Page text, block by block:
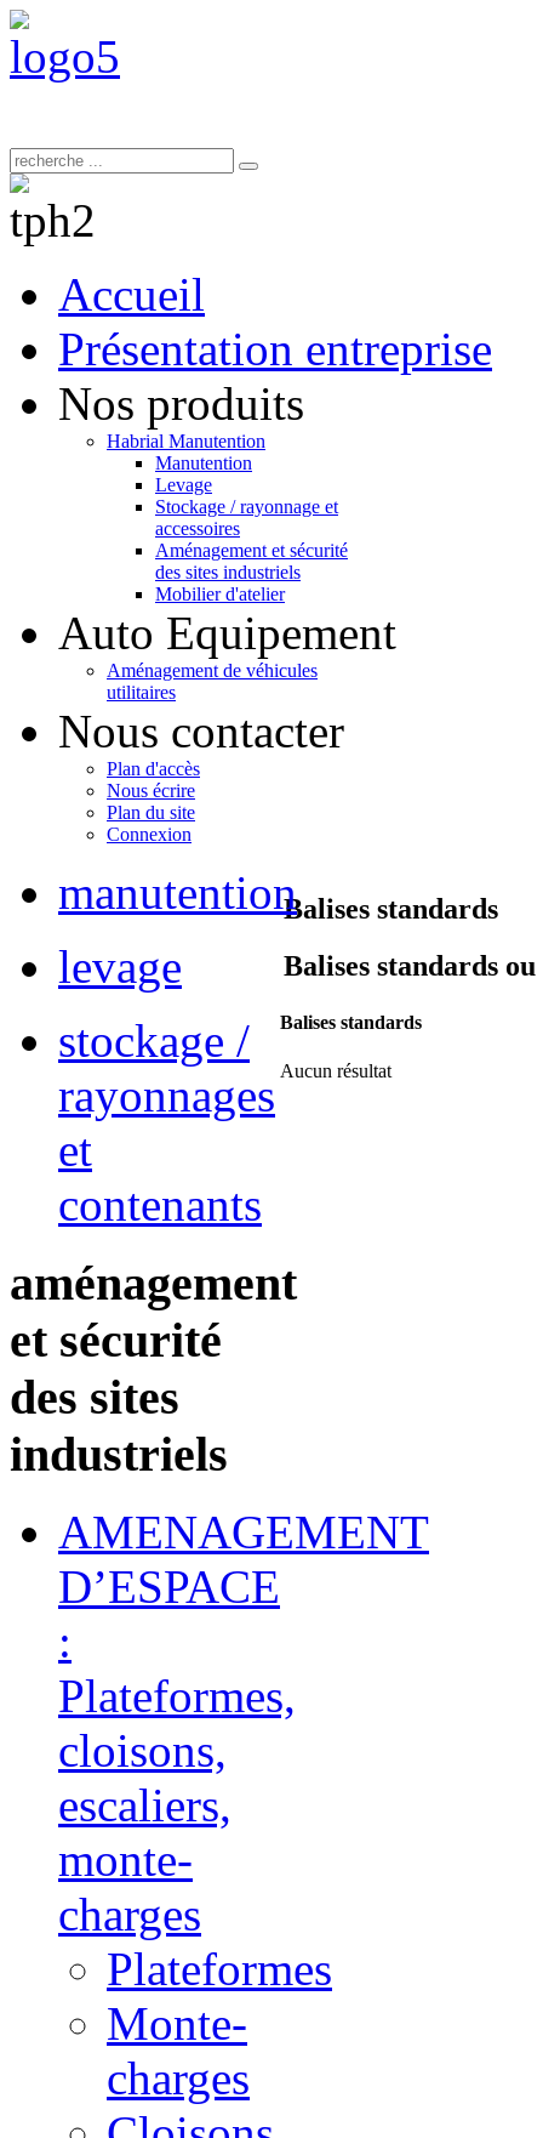
Accueil
Présentation entreprise
Nos produits
Habrial Manutention
Manutention
Levage
Stockage / rayonnage et
accessoires
Aménagement et sécurité
des sites industriels
Mobilier d'atelier
Auto Equipement
Aménagement de véhicules
utilitaires
Nous contacter
Plan d'accès
Nous écrire
Plan du site
Connexion
Balises standards
Balises standards
Balises standards
Aucun résultat
manutention
levage
stockage /
rayonnages
et
contenants
aménagement
et sécurité
des sites
industriels
AMENAGEMENT
D’ESPACE
:
Plateformes,
cloisons,
escaliers,
monte-
charges
Plateformes
Monte-
charges